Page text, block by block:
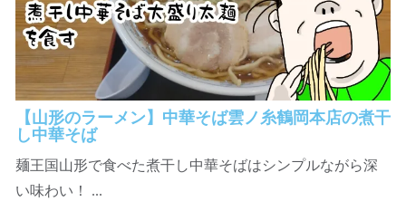
【山形のラーメン】中華そば雲ノ糸鶴岡本店の煮干
し中華そば
麺王国山形で食べた煮干し中華そばはシンプルながら深
い味わい！ ...